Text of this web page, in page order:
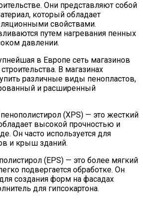
Они представляют собой
который обладает
свойствами.
путем нагревания пенных
давлении.
в Европе сеть магазинов
В магазинах
различные виды пенопластов,
и расширенный
(XPS) — это жесткий
высокой прочностью и
Он часто используется для
и крыш зданий.
(EPS) — это более мягкий
подвергается обработке. Он
создания форм на фасадах
для гипсокартона.